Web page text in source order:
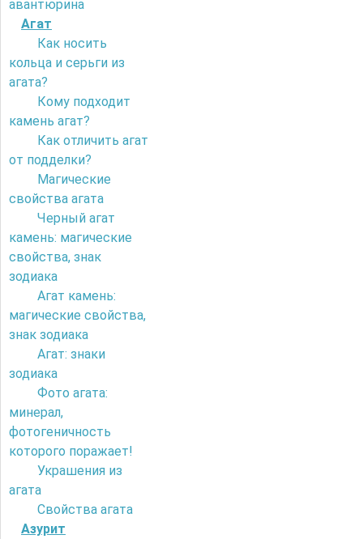
авантюрина
Агат
Как носить
кольца и серьги из
агата?
Кому подходит
камень агат?
Как отличить агат
от подделки?
Магические
свойства агата
Черный агат
камень: магические
свойства, знак
зодиака
Агат камень:
магические свойства,
знак зодиака
Агат: знаки
зодиака
Фото агата:
минерал,
фотогеничность
которого поражает!
Украшения из
агата
Свойства агата
Азурит